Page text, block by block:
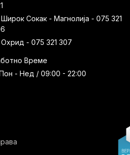
Сокак - Магнолија - 075 321
- 075 321 307
Време
- Нед / 09:00 - 22:00